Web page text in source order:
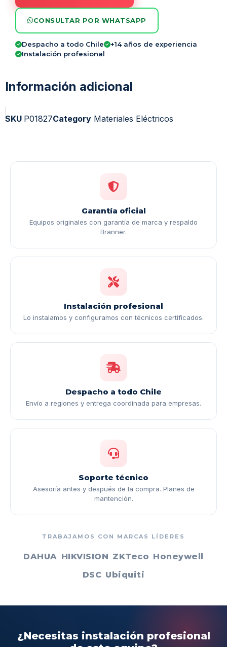
CONSULTAR POR WHATSAPP
Despacho a todo Chile
+14 años de experiencia
Instalación profesional
Información adicional
SKU P01827Category Materiales Eléctricos
Garantía oficial
Equipos originales con garantía de marca y respaldo
Branner.
Instalación profesional
Lo instalamos y configuramos con técnicos certificados.
Despacho a todo Chile
Envío a regiones y entrega coordinada para empresas.
Soporte técnico
Asesoría antes y después de la compra. Planes de
mantención.
TRABAJAMOS CON MARCAS LÍDERES
DAHUA HIKVISION ZKTeco Honeywell
DSC Ubiquiti
¿Necesitas instalación profesional